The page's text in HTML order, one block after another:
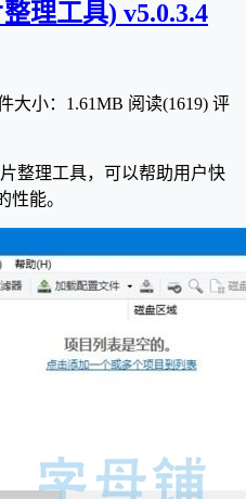
理工具) v5.0.3.4
大小：1.61MB 阅读(1619) 评
整理工具，可以帮助用户快
性能。